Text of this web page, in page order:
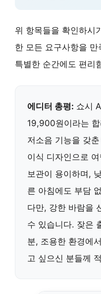
위 항목들을 확인하시
한 모든 요구사항을
특별한 순간에도 편리
에디터 총평: 쇼시
19,900원이라는
저소음 기능을 갖
이식 디자인으로
보관이 용이하며,
른 아침에도 부담
다만, 강한 바람을
수 있습니다. 잦은
분, 조용한 환경에
고 싶으신 분들께